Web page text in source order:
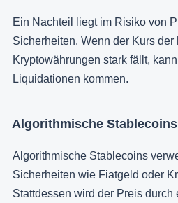
Ein Nachteil liegt im Risiko von
Sicherheiten. Wenn der Kurs der
Kryptowährungen stark fällt,
Liquidationen kommen.
Algorithmische Stablecoins
Algorithmische Stablecoins
Sicherheiten wie Fiatgeld oder
Stattdessen wird der Preis durch